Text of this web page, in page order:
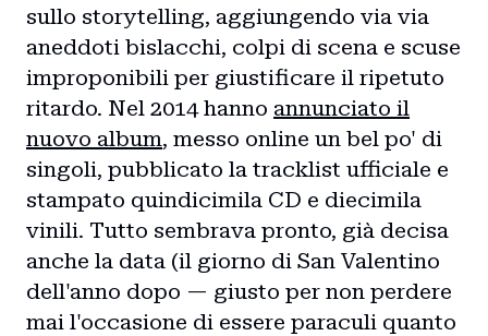
sullo storytelling, aggiungendo via via
aneddoti bislacchi, colpi di scena e scuse
improponibili per giustificare il ripetuto
ritardo. Nel 2014 hanno annunciato il
nuovo album, messo online un bel po' di
singoli, pubblicato la tracklist ufficiale e
stampato quindicimila CD e diecimila
vinili. Tutto sembrava pronto, già decisa
anche la data (il giorno di San Valentino
dell'anno dopo — giusto per non perdere
mai l'occasione di essere paraculi quanto